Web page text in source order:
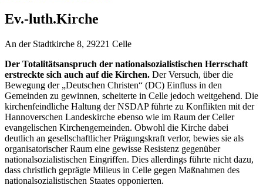
Ev.-luth.Kirche
An der Stadtkirche 8, 29221 Celle
Der Totalitätsanspruch der nationalsozialistischen Herrschaft
erstreckte sich auch auf die Kirchen. Der Versuch, über die
Bewegung der „Deutschen Christen“ (DC) Einfluss in den
Gemeinden zu gewinnen, scheiterte in Celle jedoch weitgehend. Die
kirchenfeindliche Haltung der NSDAP führte zu Konflikten mit der
Hannoverschen Landeskirche ebenso wie im Raum der Celler
evangelischen Kirchengemeinden. Obwohl die Kirche dabei
deutlich an gesellschaftlicher Prägungskraft verlor, bewies sie als
organisatorischer Raum eine gewisse Resistenz gegenüber
nationalsozialistischen Eingriffen. Dies allerdings führte nicht dazu,
dass christlich geprägte Milieus in Celle gegen Maßnahmen des
nationalsozialistischen Staates opponierten.